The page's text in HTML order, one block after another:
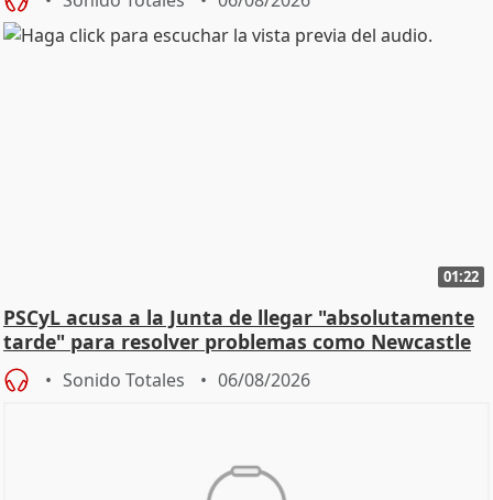
01:22
PSCyL acusa a la Junta de llegar "absolutamente
tarde" para resolver problemas como Newcastle
Sonido Totales 06/08/2026